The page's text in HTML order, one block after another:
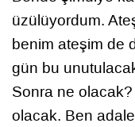
üzülüyordum.
benim ateşim de
gün bu
Sonra ne
olacak. Ben